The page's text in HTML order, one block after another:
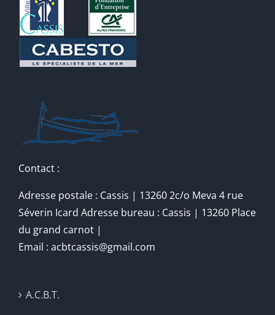
Contact :
Adresse postale : Cassis | 13260 2c/o Meva 4 rue
Séverin Icard Adresse bureau : Cassis | 13260 Place
du grand carnot |
Email : acbtcassis@gmail.com
A.C.B.T.